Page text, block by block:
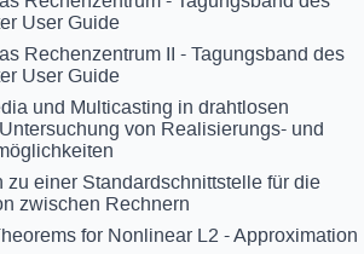
User Guide
Rechenzentrum II - Tagungsband des
User Guide
und Multicasting in drahtlosen
von Realisierungs- und
zu einer Standardschnittstelle für die
zwischen Rechnern
for Nonlinear L2 - Approximation